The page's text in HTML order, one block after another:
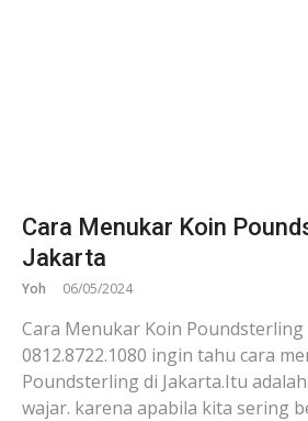
Cara Menukar Koin
Jakarta
Yoh 06/05/2024
Cara Menukar Koin Poundsterling
0812.8722.1080 ingin tahu cara
Poundsterling di Jakarta.Itu
wajar. karena apabila kita sering